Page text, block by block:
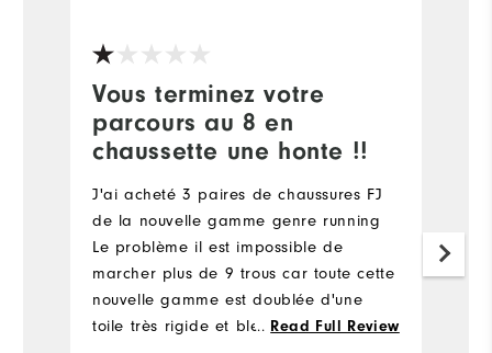
Vous terminez votre
parcours au 8 en
chaussette une honte !!
J'ai acheté 3 paires de chaussures FJ
de la nouvelle gamme genre running
Le problème il est impossible de
marcher plus de 9 trous car toute cette
nouvelle gamme est doublée d'une
toile très rigide et blessé le pied Hier
... Read Full Review